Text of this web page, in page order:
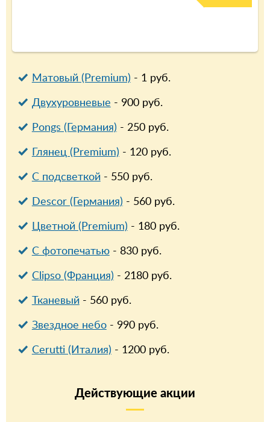
Матовый (Premium) - 1руб.
Двухуровневые - 900руб.
Pongs (Германия) - 250руб.
Глянец (Premium) - 120руб.
С подсветкой- 550руб.
Descor (Германия) - 560руб.
Цветной (Premium) - 180руб.
С фотопечатью- 830руб.
Clipso (Франция) - 2180руб.
Тканевый- 560руб.
Звездное небо- 990руб.
Cerutti (Италия) - 1200руб.
Действующие акции